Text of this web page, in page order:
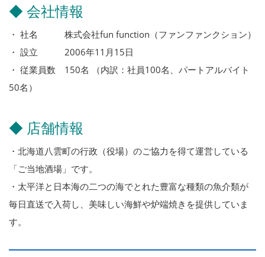
◆ 会社情報
・ 社名 株式会社fun function（ファンファンクション）
・ 設立 2006年11月15日
・ 従業員数 150名 （内訳：社員100名、パートアルバイト
50名）
◆ 店舗情報
・北海道八雲町の行政（役場）のご協力を得て運営している
「ご当地酒場」です。
・太平洋と日本海の二つの海でとれた豊富な種類の魚介類が
毎日直送で入荷し、美味しい海鮮や炉端焼きを提供していま
す。